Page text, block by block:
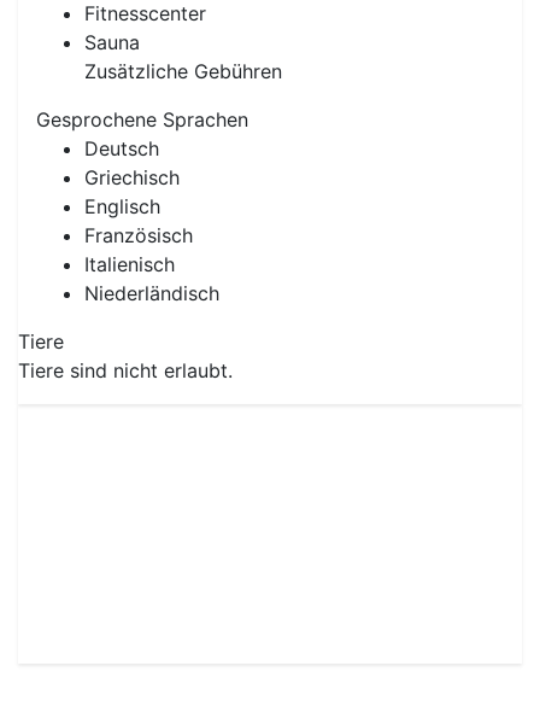
Fitnesscenter
Sauna
Zusätzliche Gebühren
Gesprochene Sprachen
Deutsch
Griechisch
Englisch
Französisch
Italienisch
Niederländisch
Tiere
Tiere sind nicht erlaubt.